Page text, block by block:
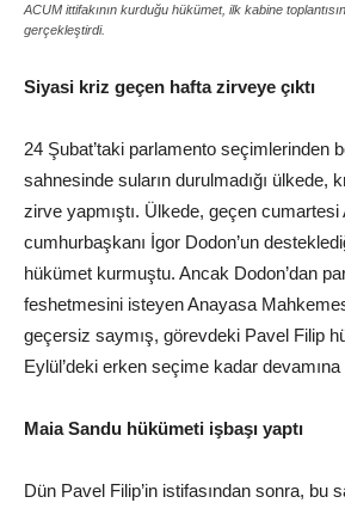
ACUM ittifakının kurduğu hükümet, ilk kabine
gerçekleştirdi.
Siyasi kriz geçen hafta zirveye çıktı
24 Şubat’taki parlamento seçimlerinden
sahnesinde suların durulmadığı ülkede,
zirve yapmıştı. Ülkede, geçen cumartesi
cumhurbaşkanı İgor Dodon’un
hükümet kurmuştu. Ancak Dodon’dan
feshetmesini isteyen Anayasa
geçersiz saymış, görevdeki Pavel Filip
Eylül’deki erken seçime kadar
Maia Sandu hükümeti işbaşı yaptı
Dün Pavel Filip’in istifasından sonra, bu